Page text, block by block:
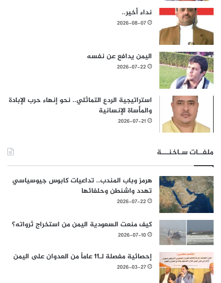
نداء أخير..
2026-08-07
اليمن يدافع عن نفسه
2026-07-22
استراتيجية الردع التماثلي.. نحو إنهاء حرب الإبادة
والمأساة الإنسانية
2026-07-21
ملفــات سـاخنـــة
هرمز وباب المندب.. تداعيات كابوس جيوسياسي
تهدد واشنطن وحلفائها
2026-07-22
كيف منعت السعودية اليمن من استخراج ثرواته؟
2026-07-10
إحصائية مفصلة لـ11 عاماً من العدوان على اليمن
2026-03-27